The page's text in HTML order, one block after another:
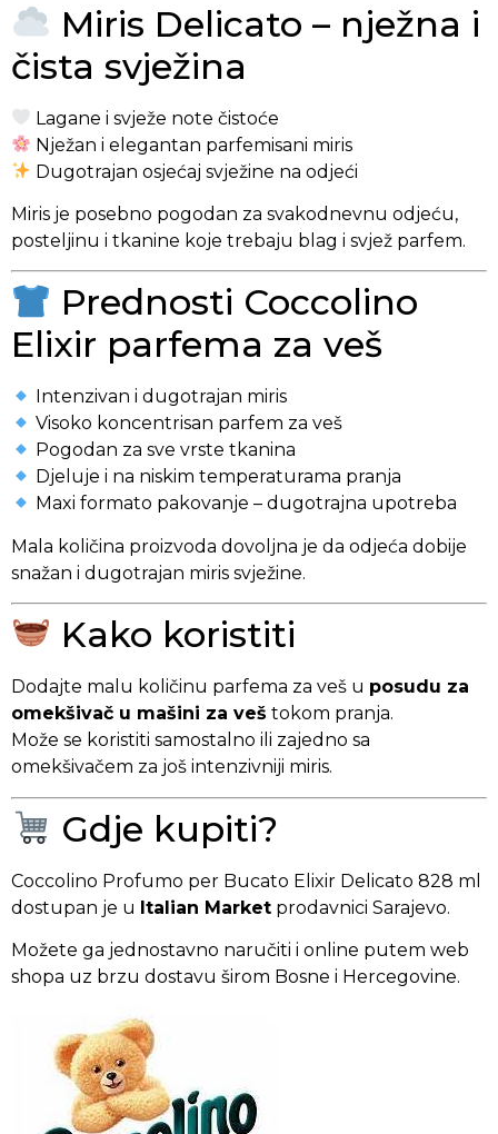
Miris Delicato – nježna i
čista svježina
Lagane i svježe note čistoće
Nježan i elegantan parfemisani miris
Dugotrajan osjećaj svježine na odjeći
Miris je posebno pogodan za svakodnevnu odjeću,
posteljinu i tkanine koje trebaju blag i svjež parfem.
Prednosti Coccolino
Elixir parfema za veš
Intenzivan i dugotrajan miris
Visoko koncentrisan parfem za veš
Pogodan za sve vrste tkanina
Djeluje i na niskim temperaturama pranja
Maxi formato pakovanje – dugotrajna upotreba
Mala količina proizvoda dovoljna je da odjeća dobije
snažan i dugotrajan miris svježine.
Kako koristiti
Dodajte malu količinu parfema za veš u posudu za
omekšivač u mašini za veš tokom pranja.
Može se koristiti samostalno ili zajedno sa
omekšivačem za još intenzivniji miris.
Gdje kupiti?
Coccolino Profumo per Bucato Elixir Delicato 828 ml
dostupan je u Italian Market prodavnici Sarajevo.
Možete ga jednostavno naručiti i online putem web
shopa uz brzu dostavu širom Bosne i Hercegovine.